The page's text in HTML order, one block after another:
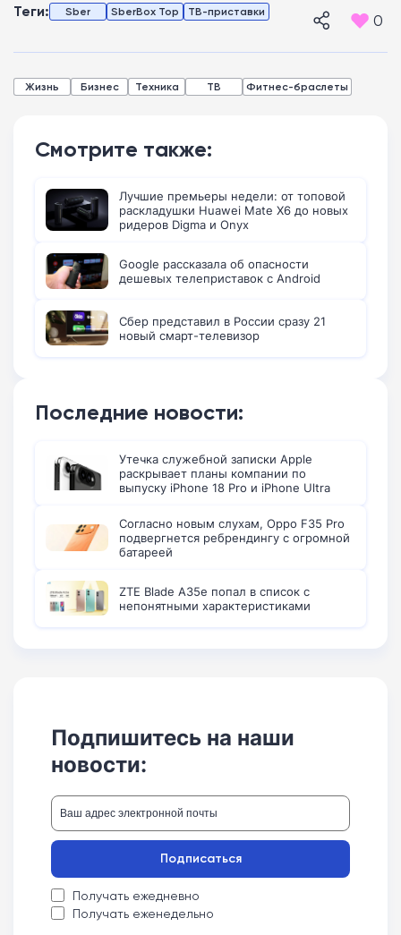
Теги: Sber SberBox Top ТВ-приставки 0
Жизнь Бизнес Техника ТВ Фитнес-браслеты
Смотрите также:
Лучшие премьеры недели: от топовой
раскладушки Huawei Mate X6 до новых
ридеров Digma и Onyx
Google рассказала об опасности
дешевых телеприставок с Android
Сбер представил в России сразу 21
новый смарт-телевизор
Последние новости:
Утечка служебной записки Apple
раскрывает планы компании по
выпуску iPhone 18 Pro и iPhone Ultra
Согласно новым слухам, Oppo F35 Pro
подвергнется ребрендингу с огромной
батареей
ZTE Blade A35e попал в список с
непонятными характеристиками
Подпишитесь на наши
новости:
Получать ежедневно
Получать еженедельно
Подписаться